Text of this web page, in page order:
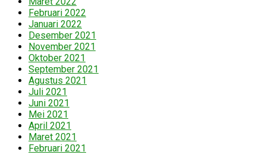
Februari 2022
Januari 2022
Desember 2021
November 2021
Oktober 2021
September 2021
Agustus 2021
Juli 2021
Juni 2021
Mei 2021
April 2021
Maret 2021
Februari 2021